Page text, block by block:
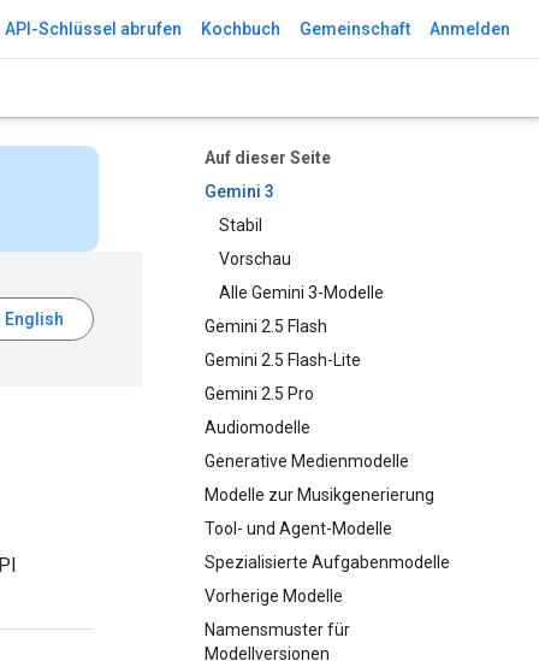
API-Schlüssel abrufen Kochbuch Gemeinschaft Anmelden
Auf dieser Seite
Gemini 3
Stabil
Vorschau
Alle Gemini 3-Modelle
Gemini 2.5 Flash
Gemini 2.5 Flash-Lite
Gemini 2.5 Pro
Audiomodelle
Generative Medienmodelle
Modelle zur Musikgenerierung
Tool- und Agent-Modelle
Spezialisierte Aufgabenmodelle
Vorherige Modelle
Namensmuster für
Modellversionen